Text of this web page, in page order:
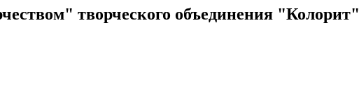
творческого объединения "Колорит"